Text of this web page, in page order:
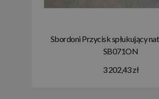
Sbordoni Przycisk spłukujący
SB071ON
3 202,43 zł